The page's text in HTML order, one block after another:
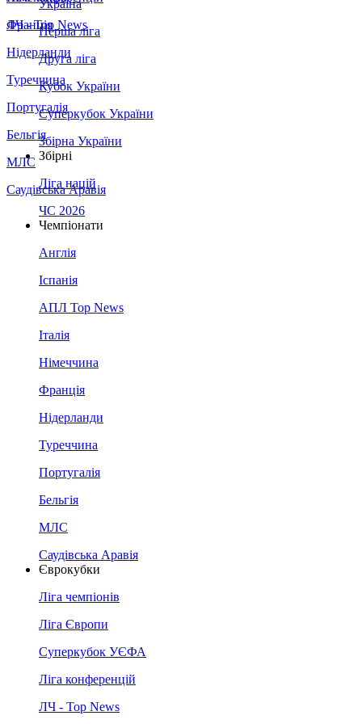
Франція
Нідерланди
Туреччина
Португалія
Бельгія
МЛС
Саудівська Аравія
ЛЧ - Top News
Україна
Перша ліга
Друга ліга
Кубок України
Суперкубок України
Збірна України
Збірні
Ліга націй
ЧС 2026
Чемпіонати
Англія
Іспанія
АПЛ Top News
Італія
Німеччина
Франція
Нідерланди
Туреччина
Португалія
Бельгія
МЛС
Саудівська Аравія
Єврокубки
Ліга чемпіонів
Ліга Європи
Суперкубок УЄФА
Ліга конференцій
ЛЧ - Top News